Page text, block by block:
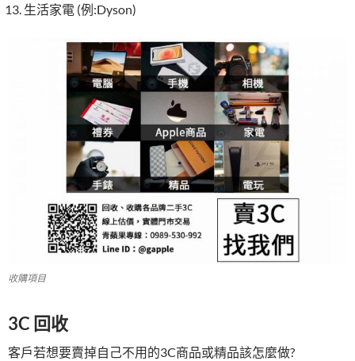
生活家電 (例:Dyson)
收購項目
3C 回收
客戶若想要賣掉自己不用的3C商品或精品該怎麼做?